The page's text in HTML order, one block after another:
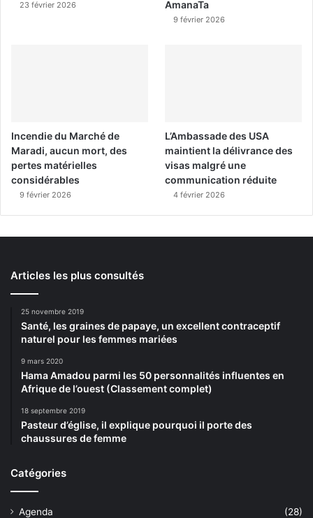
23 février 2026 AmanaTa
9 février 2026
Incendie du Marché de
Maradi, aucun mort, des
pertes matérielles
considérables
9 février 2026
L’Ambassade des USA
maintient la délivrance des
visas malgré une
communication réduite
4 février 2026
Articles les plus consultés
25 novembre 2019
Santé, les graines de papaye, un excellent contraceptif
naturel pour les femmes mariées
9 mars 2020
Hama Amadou parmi les 50 personnalités influentes en
Afrique de l’ouest (Classement complet)
18 septembre 2019
Pasteur d’église, il explique pourquoi il porte des
chaussures de femme
Catégories
Agenda
(28)